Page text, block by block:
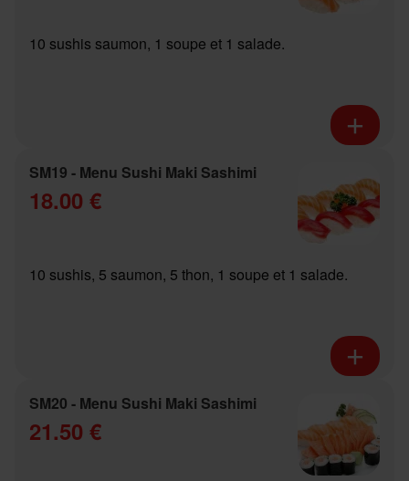
10 sushis saumon, 1 soupe et 1 salade.
SM19 - Menu Sushi Maki Sashimi
18.00 €
10 sushis, 5 saumon, 5 thon, 1 soupe et 1 salade.
SM20 - Menu Sushi Maki Sashimi
21.50 €